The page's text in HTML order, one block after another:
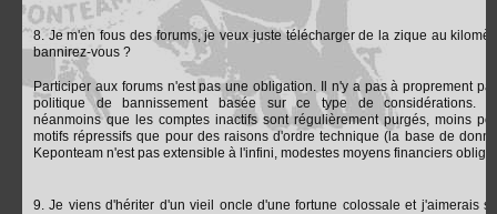
8. Je m'en fous des forums, je veux juste télécharger de la zique au
bannirez-vous ?
Participer aux forums n'est pas une obligation. Il n'y a pas à proprement
politique de bannissement basée sur ce type de considérations.
néanmoins que les comptes inactifs sont régulièrement purgés, moins
motifs répressifs que pour des raisons d'ordre technique (la base de
Keponteam n'est pas extensible à l'infini, modestes moyens financiers
9. Je viens d'hériter d'un vieil oncle d'une fortune colossale et j'aimerais